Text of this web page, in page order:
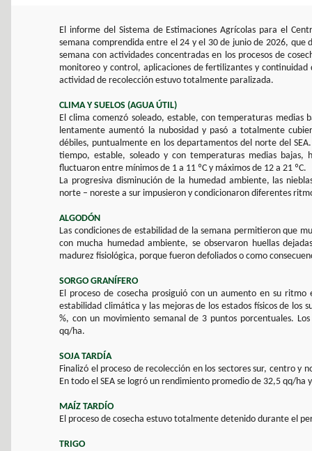
El informe del Sistema de Estimaciones Agrícolas para el
semana comprendida entre el 24 y el 30 de junio de 2026, que
semana con actividades concentradas en los procesos de
monitoreo y control, aplicaciones de fertilizantes y
actividad de recolección estuvo totalmente paralizada.
CLIMA Y SUELOS (AGUA ÚTIL)
El clima comenzó soleado, estable, con temperaturas medias
lentamente aumentó la nubosidad y pasó a totalmente
débiles, puntualmente en los departamentos del norte del
tiempo, estable, soleado y con temperaturas medias bajas,
fluctuaron entre mínimos de 1 a 11 ºC y máximos de 12 a 21 ºC.
La progresiva disminución de la humedad ambiente, las
norte – noreste a sur impusieron y condicionaron diferentes
ALGODÓN
Las condiciones de estabilidad de la semana permitieron que
con mucha humedad ambiente, se observaron huellas
madurez fisiológica, porque fueron defoliados o como
SORGO GRANÍFERO
El proceso de cosecha prosiguió con un aumento en su
estabilidad climática y las mejoras de los estados físicos de los
%, con un movimiento semanal de 3 puntos porcentuales.
qq/ha.
SOJA TARDÍA
Finalizó el proceso de recolección en los sectores sur, centro y
En todo el SEA se logró un rendimiento promedio de 32,5 qq/
MAÍZ TARDÍO
El proceso de cosecha estuvo totalmente detenido durante el
TRIGO